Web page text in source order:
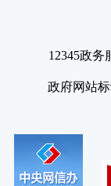
12345政务
政府网站